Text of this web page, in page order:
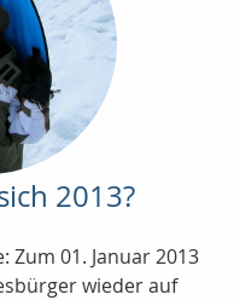
2013?
Zum 01. Januar 2013
wieder auf